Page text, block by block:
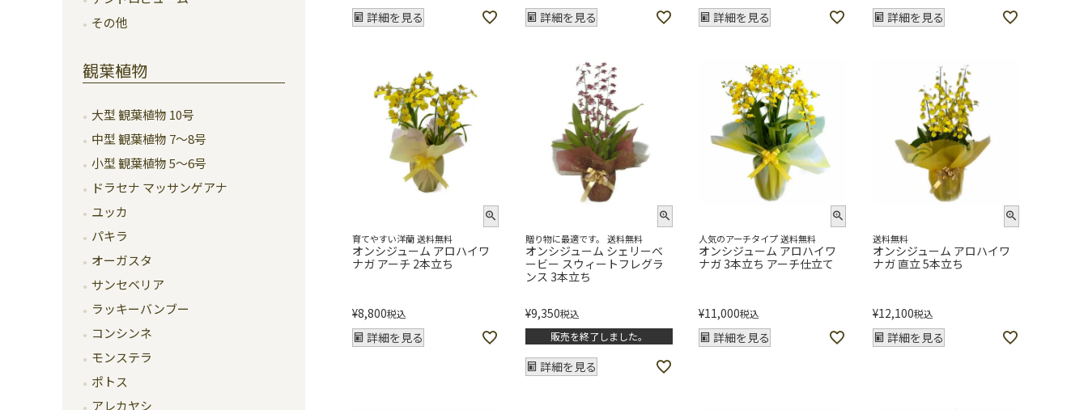
その他
観葉植物
大型 観葉植物 10号
中型 観葉植物 7～8号
小型 観葉植物 5～6号
ドラセナ マッサンゲアナ
ユッカ
パキラ
オーガスタ
サンセベリア
ラッキーバンブー
コンシンネ
モンステラ
ポトス
アレカヤシ
詳細を見る 詳細を見る 詳細を見る 詳細を見る
育てやすい洋蘭 送料無料
オンシジューム アロハイワ
ナガ アーチ 2本立ち
¥8,800税込
詳細を見る
贈り物に最適です。 送料無料
オンシジューム シェリーベ
ービー スウィートフレグラ
ンス 3本立ち
¥9,350税込
販売を終了しました。
詳細を見る
人気のアーチタイプ 送料無料
オンシジューム アロハイワ
ナガ 3本立ち アーチ仕立て
¥11,000税込
詳細を見る
送料無料
オンシジューム アロハイワ
ナガ 直立 5本立ち
¥12,100税込
詳細を見る